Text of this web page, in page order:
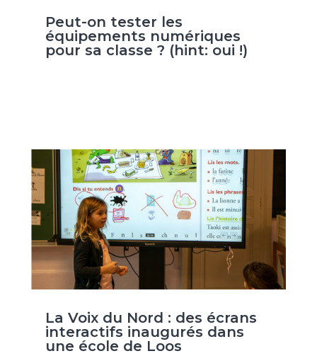
Peut-on tester les
équipements numériques
pour sa classe ? (hint: oui !)
La Voix du Nord : des écrans
interactifs inaugurés dans
une école de Loos